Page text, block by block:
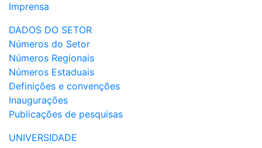
Imprensa
DADOS DO SETOR
Números do Setor
Números Regionais
Números Estaduais
Definições e convenções
Inaugurações
Publicações de pesquisas
UNIVERSIDADE